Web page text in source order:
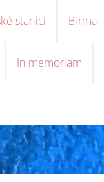
stanici Birma
In memoriam